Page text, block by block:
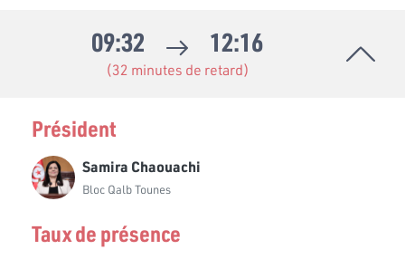
09:32 12:16
(32 minutes de retard)
Président
Samira Chaouachi
Bloc Qalb Tounes
Taux de présence